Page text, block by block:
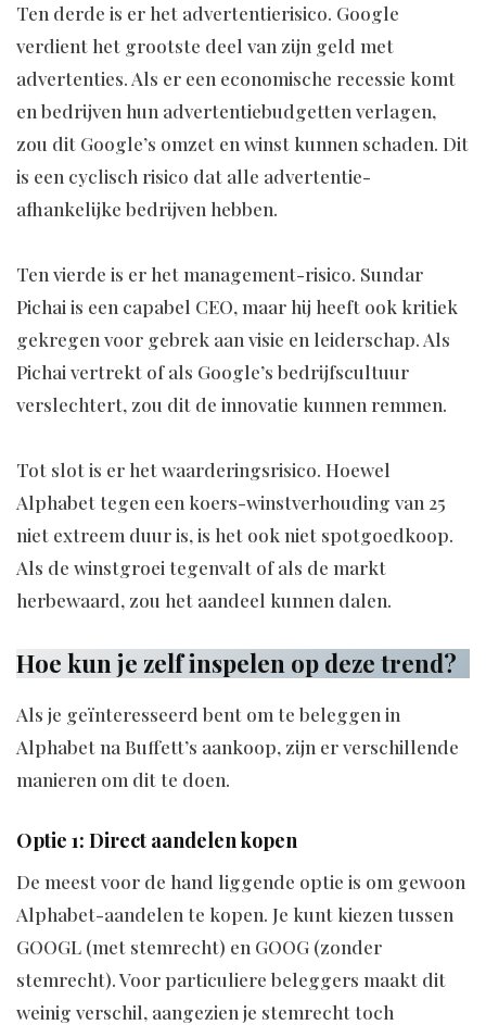
Ten derde is er het advertentierisico. Google
verdient het grootste deel van zijn geld met
advertenties. Als er een economische recessie komt
en bedrijven hun advertentiebudgetten verlagen,
zou dit Google’s omzet en winst kunnen schaden. Dit
is een cyclisch risico dat alle advertentie-
afhankelijke bedrijven hebben.
Ten vierde is er het management-risico. Sundar
Pichai is een capabel CEO, maar hij heeft ook kritiek
gekregen voor gebrek aan visie en leiderschap. Als
Pichai vertrekt of als Google’s bedrijfscultuur
verslechtert, zou dit de innovatie kunnen remmen.
Tot slot is er het waarderingsrisico. Hoewel
Alphabet tegen een koers-winstverhouding van 25
niet extreem duur is, is het ook niet spotgoedkoop.
Als de winstgroei tegenvalt of als de markt
herbewaard, zou het aandeel kunnen dalen.
Hoe kun je zelf inspelen op deze trend?
Als je geïnteresseerd bent om te beleggen in
Alphabet na Buffett’s aankoop, zijn er verschillende
manieren om dit te doen.
Optie 1: Direct aandelen kopen
De meest voor de hand liggende optie is om gewoon
Alphabet-aandelen te kopen. Je kunt kiezen tussen
GOOGL (met stemrecht) en GOOG (zonder
stemrecht). Voor particuliere beleggers maakt dit
weinig verschil, aangezien je stemrecht toch